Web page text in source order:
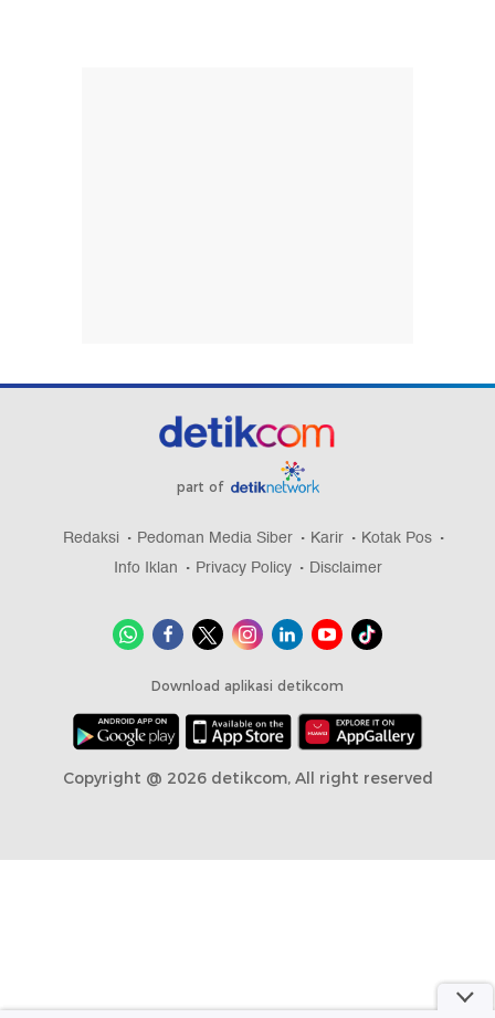
part of
Redaksi Pedoman Media Siber Karir
Kotak Pos
Info Iklan
Privacy Policy Disclaimer
Download aplikasi detikcom
Copyright @ 2026 detikcom, All right reserved